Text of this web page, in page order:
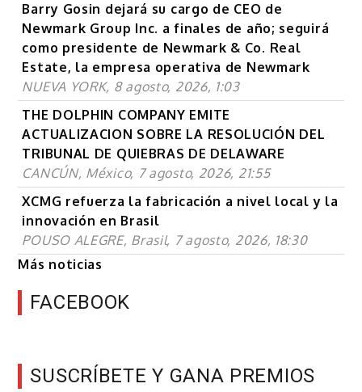
Barry Gosin dejará su cargo de CEO de
Newmark Group Inc. a finales de año; seguirá
como presidente de Newmark & Co. Real
Estate, la empresa operativa de Newmark
NUEVA YORK, 8 agosto, 2026, 1:03
THE DOLPHIN COMPANY EMITE
ACTUALIZACION SOBRE LA RESOLUCIÓN DEL
TRIBUNAL DE QUIEBRAS DE DELAWARE
CANCÚN, México, 7 agosto, 2026, 21:55
XCMG refuerza la fabricación a nivel local y la
innovación en Brasil
POUSO ALEGRE, Brasil, 7 agosto, 2026, 18:30
Más noticias
FACEBOOK
SUSCRÍBETE Y GANA PREMIOS